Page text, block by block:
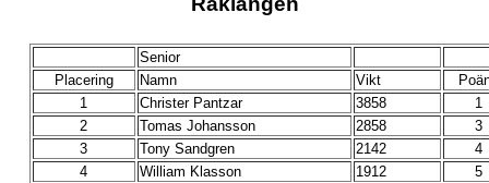
Senior
Placering
Namn Vikt
1
Christer Pantzar 3858
1
2
Tomas Johansson 2858
3
3
Tony Sandgren 2142
4
4
William Klasson 1912
5